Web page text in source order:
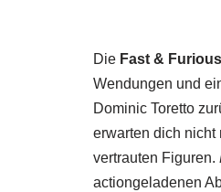
Die Fast & Furious
Wendungen und
Dominic Toretto
erwarten dich nicht
vertrauten Figuren.
actiongeladenen